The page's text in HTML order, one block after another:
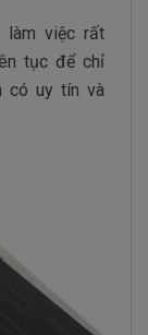
làm việc rất
tục để chỉ
có uy tín và